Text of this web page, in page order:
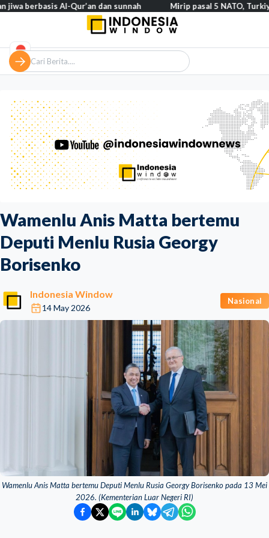
Wamenlu Anis Matta bertemu
Deputi Menlu Rusia Georgy
Borisenko
Indonesia Window
14 May 2026
Nasional
Wamenlu Anis Matta bertemu Deputi Menlu Rusia Georgy Borisenko pada 13 Mei
2026. (Kementerian Luar Negeri RI)
Al-Qur’an dan sunnah Mirip pasal 5 NATO, Turkiye